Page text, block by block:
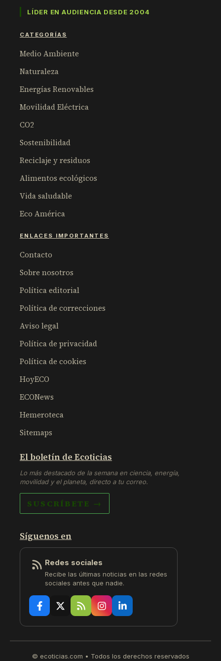
LÍDER EN AUDIENCIA DESDE 2004
CATEGORÍAS
Medio Ambiente
Naturaleza
Energías Renovables
Movilidad Eléctrica
CO2
Sostenibilidad
Reciclaje y residuos
Alimentos ecológicos
Vida saludable
Eco América
ENLACES IMPORTANTES
Contacto
Sobre nosotros
Política editorial
Política de correcciones
Aviso legal
Política de privacidad
Política de cookies
HoyECO
ECONews
Hemeroteca
Sitemaps
El boletín de Ecoticias
Lo más destacado de la semana en ciencia, energía,
movilidad y el planeta, directo a tu correo.
SUSCRÍBETE →
Síguenos en
Redes sociales
Recibe las últimas noticias en las redes
sociales antes que nadie.
© ecoticias.com • Todos los derechos reservados